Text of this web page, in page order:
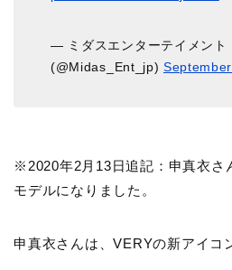
— ミダスエンターテイメント
(@Midas_Ent_jp)
※2020年2月13日追記：申真衣さ
モデルになりました。
申真衣さんは、VERYの新アイコ